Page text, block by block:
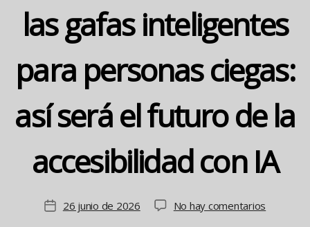
las gafas inteligentes
para personas ciegas:
así será el futuro de la
accesibilidad con IA
Fecha26 junio de 2026 No hay comentarios